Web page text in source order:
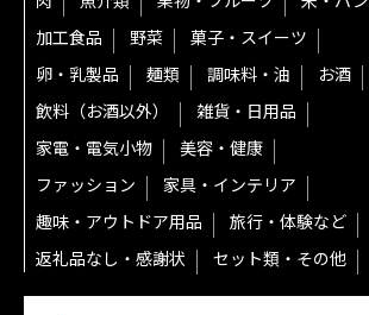
加工食品
野菜
菓子・スイーツ
卵・乳製品
麺類 調味料・油
お酒
飲料（お酒以外）
雑貨・日用品
家電・電気小物
美容・健康
ファッション
家具・インテリア
趣味・アウトドア用品
旅行・体験など
返礼品なし・感謝状
セット類・その他